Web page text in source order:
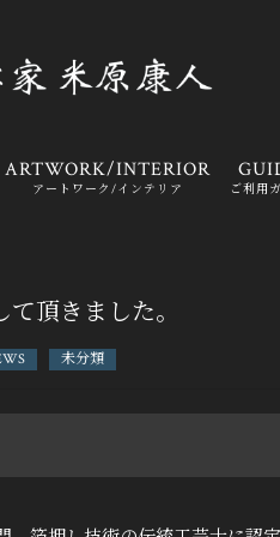
ARTWORK/INTERIOR
アートワーク/インテリア ご利用
頂きました。
未分類